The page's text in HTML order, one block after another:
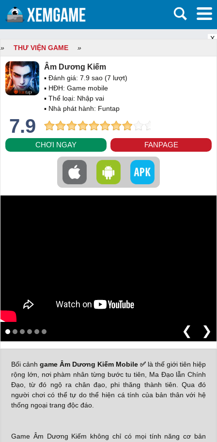
X
»
THƯ VIỆN GAME »
Âm Dương Kiếm
▪ Đánh giá: 7.9 sao (7 lượt)
▪ HĐH: Game mobile
▪ Thể loại: Nhập vai
▪ Nhà phát hành: Funtap
7.9
CHƠI NGAY FANPAGE
❮ ❯
Bối cảnh game Âm Dương Kiếm Mobile ✅ là thế giới tiên hiệp
rộng lớn, nơi phàm nhân từng bước tu tiên, Ma Đạo lẫn Chính
Đạo, từ đó ngộ ra chân đạo, phi thăng thành tiên. Qua đó
người chơi có thể tự do thể hiện cá tính của bản thân với hệ
thống ngoại trang độc đáo.
Game Âm Dương Kiếm không chỉ có mọi tính năng cơ bản